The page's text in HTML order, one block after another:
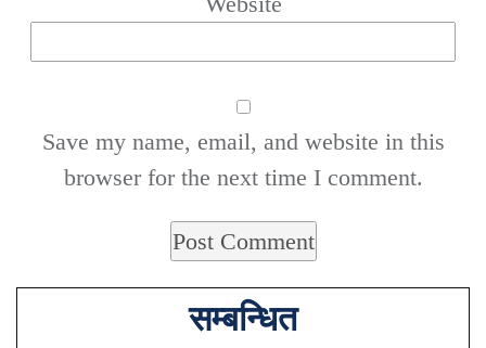
Save my name, email, and website in this
browser for the next time I comment.
सम्बन्धित